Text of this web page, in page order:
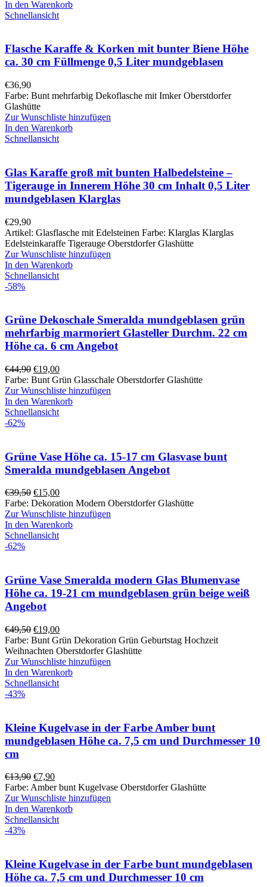
In den Warenkorb
Schnellansicht
Flasche Karaffe & Korken mit bunter Biene Höhe
ca. 30 cm Füllmenge 0,5 Liter mundgeblasen
€36,90
Farbe: Bunt mehrfarbig Dekoflasche mit Imker Oberstdorfer
Glashütte
Zur Wunschliste hinzufügen
In den Warenkorb
Schnellansicht
Glas Karaffe groß mit bunten Halbedelsteine –
Tigerauge in Innerem Höhe 30 cm Inhalt 0,5 Liter
mundgeblasen Klarglas
€29,90
Artikel: Glasflasche mit Edelsteinen Farbe: Klarglas Klarglas
Edelsteinkaraffe Tigerauge Oberstdorfer Glashütte
Zur Wunschliste hinzufügen
In den Warenkorb
Schnellansicht
-58%
Grüne Dekoschale Smeralda mundgeblasen grün
mehrfarbig marmoriert Glasteller Durchm. 22 cm
Höhe ca. 6 cm Angebot
€44,90 Ursprünglicher
Preis
war:
€44,90
€19,00Aktueller
Preis
ist:
€19,00.
Farbe: Bunt Grün Glasschale Oberstdorfer Glashütte
Zur Wunschliste hinzufügen
In den Warenkorb
Schnellansicht
-62%
Grüne Vase Höhe ca. 15-17 cm Glasvase bunt
Smeralda mundgeblasen Angebot
€39,50 Ursprünglicher
Preis
war:
€39,50
€15,00Aktueller
Preis
ist:
€15,00.
Farbe: Dekoration Modern Oberstdorfer Glashütte
Zur Wunschliste hinzufügen
In den Warenkorb
Schnellansicht
-62%
Grüne Vase Smeralda modern Glas Blumenvase
Höhe ca. 19-21 cm mundgeblasen grün beige weiß
Angebot
€49,50 Ursprünglicher
Preis
war:
€49,50
€19,00Aktueller
Preis
ist:
€19,00.
Farbe: Bunt Grün Dekoration Grün Geburtstag Hochzeit
Weihnachten Oberstdorfer Glashütte
Zur Wunschliste hinzufügen
In den Warenkorb
Schnellansicht
-43%
Kleine Kugelvase in der Farbe Amber bunt
mundgeblasen Höhe ca. 7,5 cm und Durchmesser 10
cm
€13,90 Ursprünglicher
Preis
war:
€13,90
€7,90Aktueller
Preis
ist:
€7,90.
Farbe: Amber bunt Kugelvase Oberstdorfer Glashütte
Zur Wunschliste hinzufügen
In den Warenkorb
Schnellansicht
-43%
Kleine Kugelvase in der Farbe bunt mundgeblasen
Höhe ca. 7,5 cm und Durchmesser 10 cm